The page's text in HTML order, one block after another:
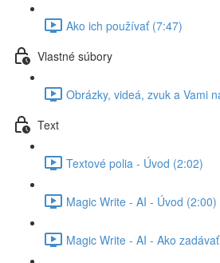
Ako ich používať (7:47)
Vlastné súbory
Obrázky, videá, zvuk a Vami
Text
Textové polia - Úvod (2:02)
Magic Write - AI - Úvod (2:00)
Magic Write - AI - Ako